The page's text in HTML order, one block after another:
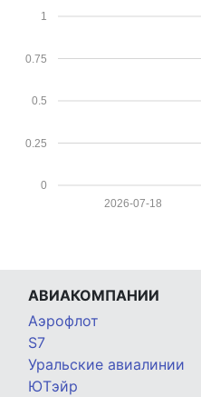
0
0.25
0.5
0.75
1
2026-07-18
АВИАКОМПАНИИ
Аэрофлот
S7
Уральские авиалинии
ЮТэйр